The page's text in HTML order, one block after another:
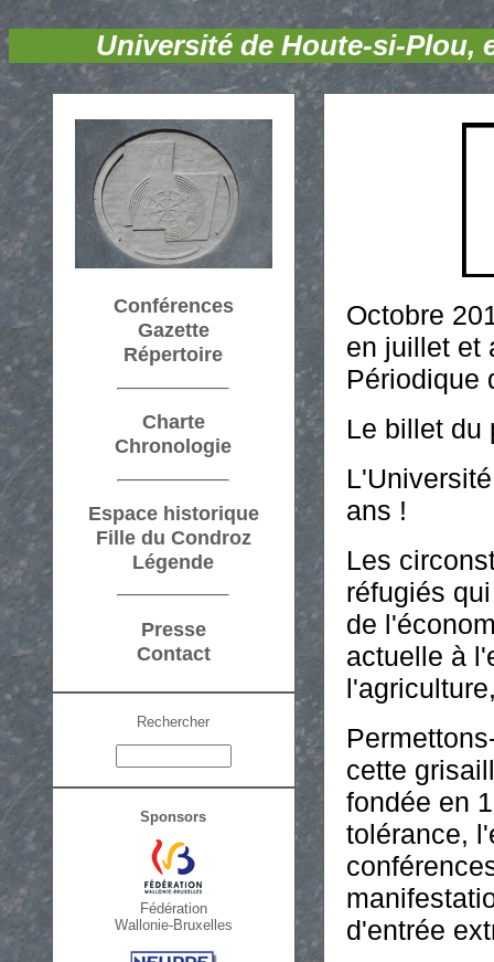
Université de Houte-si-Plou,
Conférences
Gazette
Répertoire
Charte
Chronologie
Espace historique
Fille du Condroz
Légende
Presse
Contact
Rechercher
Sponsors
Fédération
Wallonie-Bruxelles
Octobre
en juillet et
Périodique
Le billet du
ans !
Les
réfugiés
de
actuelle à
cette
fondée en
tolérance,
d'entrée